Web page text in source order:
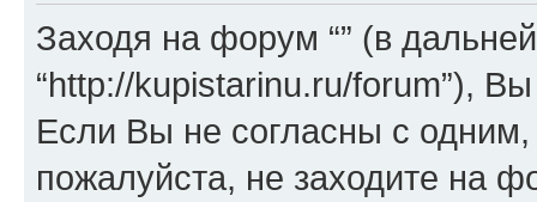
Заходя на форум “” (в
“http://kupistarinu.ru/forum”),
Если Вы не согласны с
пожалуйста, не заходите на